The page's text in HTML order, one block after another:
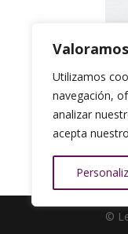
Utilizamos
navegación,
analizar
acepta
©